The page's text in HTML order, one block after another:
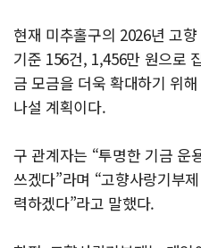
현재 미추홀구의 2026년 고
기준 156건, 1,456만 원으로
금 모금을 더욱 확대하기 위
나설 계획이다.
구 관계자는 “투명한 기금 운
쓰겠다”라며 “고향사랑기부
력하겠다”라고 말했다.